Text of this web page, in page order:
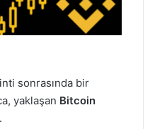
sonrasında bir
yaklaşan Bitcoin